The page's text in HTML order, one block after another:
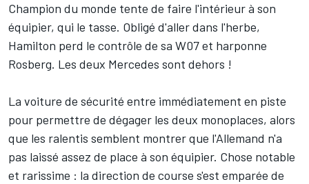
Champion du monde tente de faire l'intérieur à son
équipier, qui le tasse. Obligé d'aller dans l'herbe,
Hamilton perd le contrôle de sa W07 et harponne
Rosberg. Les deux Mercedes sont dehors !
La voiture de sécurité entre immédiatement en piste
pour permettre de dégager les deux monoplaces, alors
que les ralentis semblent montrer que l'Allemand n'a
pas laissé assez de place à son équipier. Chose notable
et rarissime : la direction de course s'est emparée de